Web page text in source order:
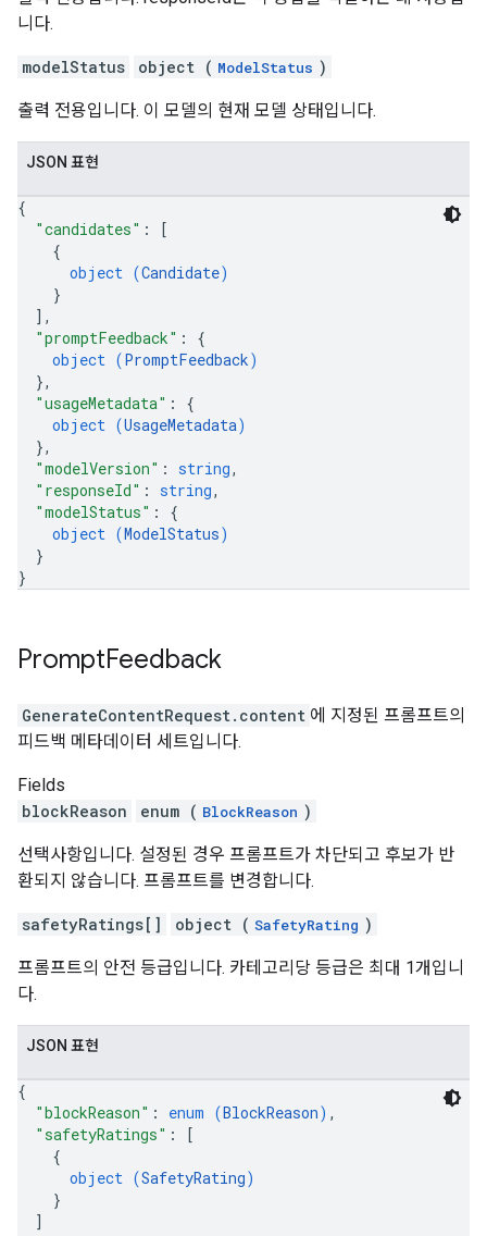
니다.
modelStatus object ( ModelStatus )
출력 전용입니다. 이 모델의 현재 모델 상태입니다.
JSON 표현
{
"candidates" :
[
{
object (Candidate)
}
] ,
"promptFeedback" : {
object (PromptFeedback)
},
"usageMetadata" : {
object (UsageMetadata)
},
"modelVersion" : string,
"responseId" : string,
"modelStatus" : {
object (ModelStatus)
}
}
PromptFeedback
GenerateContentRequest.content 에 지정된 프롬프트의
피드백 메타데이터 세트입니다.
Fields
blockReason
enum ( BlockReason )
선택사항입니다. 설정된 경우 프롬프트가 차단되고 후보가 반
환되지 않습니다. 프롬프트를 변경합니다.
safetyRatings[] object ( SafetyRating )
프롬프트의 안전 등급입니다. 카테고리당 등급은 최대 1개입니
다.
JSON 표현
{
"blockReason" : enum (BlockReason) ,
"safetyRatings" :
[
{
object (SafetyRating)
}
]